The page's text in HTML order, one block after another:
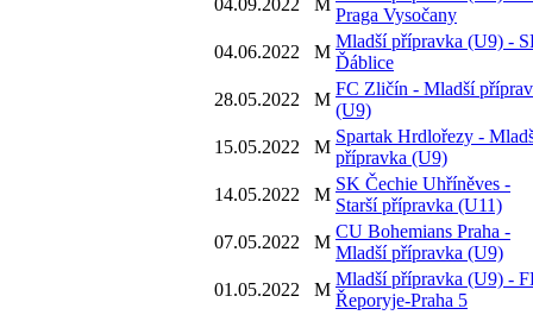
04.09.2022 M
Praga Vysočany
04.06.2022
M
Mladší přípravka (U9) -
Ďáblice
28.05.2022
M
FC Zličín - Mladší
(U9)
15.05.2022
M
Spartak Hrdlořezy -
přípravka (U9)
14.05.2022
M
SK Čechie Uhříněves -
Starší přípravka (U11)
07.05.2022
M
CU Bohemians Praha -
Mladší přípravka (U9)
01.05.2022
M
Mladší přípravka (U9) -
Řeporyje-Praha 5